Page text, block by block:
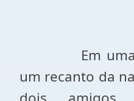
Em
um recanto da